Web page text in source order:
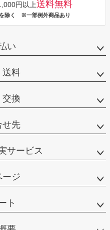
円以上送料無料
除く ※一部例外商品あり
い
送料
交換
せ先
サービス
ージ
ト